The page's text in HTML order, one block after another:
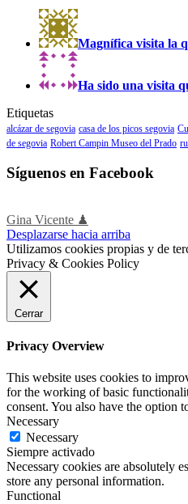
Magnífica visita la
Ha sido una visita
Etiquetas
alcázar de segovia casa de los picos segovia
de segovia Robert Campin Museo del Prado
Síguenos en Facebook
Gina Vicente ♟
Desplazarse hacia arriba
Utilizamos cookies propias y de
Privacy & Cookies Policy
Cerrar
Privacy Overview
This website uses cookies to
for the working of basic
consent. You also have the option
Necessary
Necessary
Siempre activado
Necessary cookies are absolutely
store any personal information.
Functional